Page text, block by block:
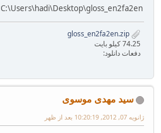
C:\Users\hadi\Desktop\gloss_en2fa2en>
74.25 کیلو بایت
دفعات دانلود:
سید مهدی موسوی
ژانویه 07, 2012, 10:20:19 بعد از ظهر